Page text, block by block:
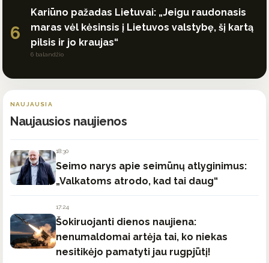
6
Kariūno pažadas Lietuvai: „Jeigu raudonasis
maras vėl kėsinsis į Lietuvos valstybę, šį kartą
pilsis ir jo kraujas“
6 balandžio
NAUJAUSIA
Naujausios naujienos
18:30
Seimo narys apie seimūnų atlyginimus:
„Valkatoms atrodo, kad tai daug“
17:24
Šokiruojanti dienos naujiena:
nenumaldomai artėja tai, ko niekas
nesitikėjo pamatyti jau rugpjūtį!